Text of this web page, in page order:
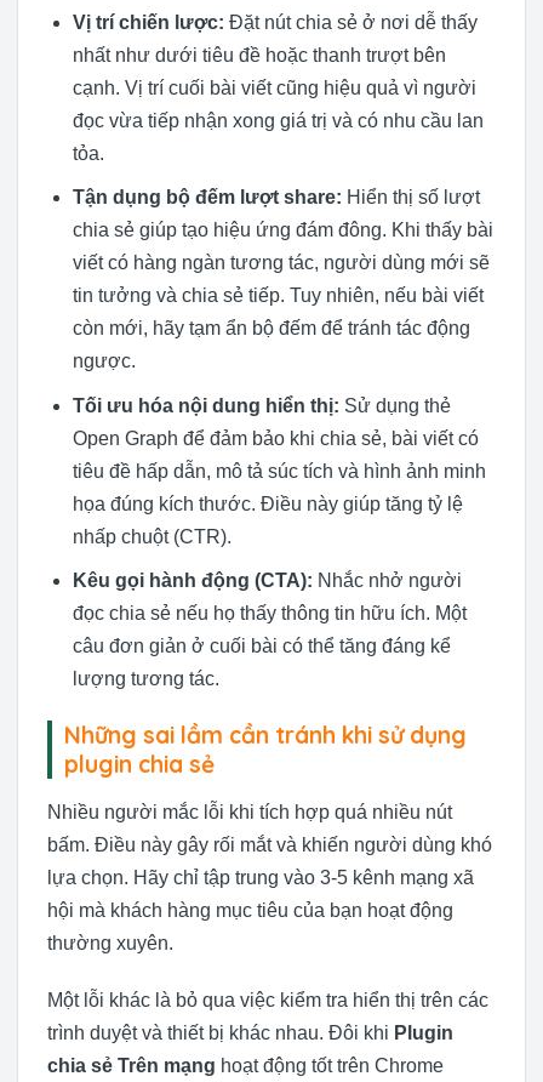
Vị trí chiến lược: Đặt nút chia sẻ ở nơi dễ thấy
nhất như dưới tiêu đề hoặc thanh trượt bên
cạnh. Vị trí cuối bài viết cũng hiệu quả vì người
đọc vừa tiếp nhận xong giá trị và có nhu cầu lan
tỏa.
Tận dụng bộ đếm lượt share: Hiển thị số lượt
chia sẻ giúp tạo hiệu ứng đám đông. Khi thấy bài
viết có hàng ngàn tương tác, người dùng mới sẽ
tin tưởng và chia sẻ tiếp. Tuy nhiên, nếu bài viết
còn mới, hãy tạm ẩn bộ đếm để tránh tác động
ngược.
Tối ưu hóa nội dung hiển thị: Sử dụng thẻ
Open Graph để đảm bảo khi chia sẻ, bài viết có
tiêu đề hấp dẫn, mô tả súc tích và hình ảnh minh
họa đúng kích thước. Điều này giúp tăng tỷ lệ
nhấp chuột (CTR).
Kêu gọi hành động (CTA): Nhắc nhở người
đọc chia sẻ nếu họ thấy thông tin hữu ích. Một
câu đơn giản ở cuối bài có thể tăng đáng kể
lượng tương tác.
Những sai lầm cần tránh khi sử dụng
plugin chia sẻ
Nhiều người mắc lỗi khi tích hợp quá nhiều nút
bấm. Điều này gây rối mắt và khiến người dùng khó
lựa chọn. Hãy chỉ tập trung vào 3-5 kênh mạng xã
hội mà khách hàng mục tiêu của bạn hoạt động
thường xuyên.
Một lỗi khác là bỏ qua việc kiểm tra hiển thị trên các
trình duyệt và thiết bị khác nhau. Đôi khi Plugin
chia sẻ Trên mạng hoạt động tốt trên Chrome